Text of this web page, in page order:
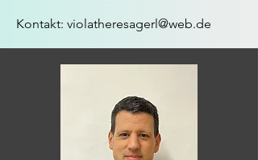
Kontakt: violatheresagerl@web.de